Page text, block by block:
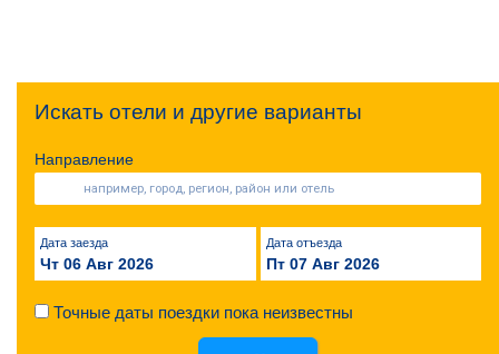
Искать отели и другие варианты
Направление
Дата заезда
Чт 06 Авг 2026
Дата отъезда
Пт 07 Авг 2026
Точные даты поездки пока неизвестны